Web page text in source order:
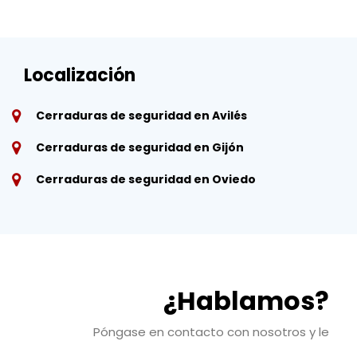
Localización
Cerraduras de seguridad en Avilés
Cerraduras de seguridad en Gijón
Cerraduras de seguridad en Oviedo
¿Hablamos?
Póngase en contacto con nosotros y le